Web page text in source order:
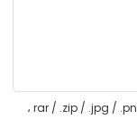
يدعم فقط .rar / .zip / .jpg / .png / .gif / .doc / .xls / .pdf ،